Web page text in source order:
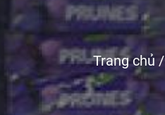
Trang chủ /